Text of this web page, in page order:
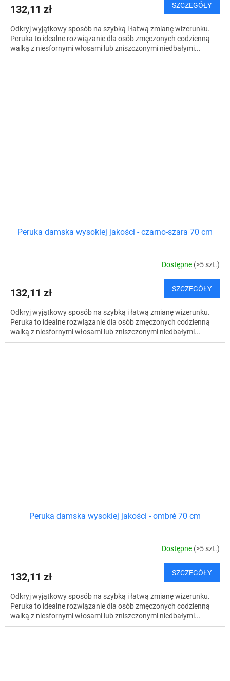
132,11 zł SZCZEGÓŁY
Odkryj wyjątkowy sposób na szybką i łatwą zmianę wizerunku.
Peruka to idealne rozwiązanie dla osób zmęczonych codzienną
walką z niesfornymi włosami lub zniszczonymi niedbałymi...
Peruka damska wysokiej jakości - czarno-szara 70 cm
Dostępne (>5 szt.)
132,11 zł SZCZEGÓŁY
Odkryj wyjątkowy sposób na szybką i łatwą zmianę wizerunku.
Peruka to idealne rozwiązanie dla osób zmęczonych codzienną
walką z niesfornymi włosami lub zniszczonymi niedbałymi...
Peruka damska wysokiej jakości - ombré 70 cm
Dostępne (>5 szt.)
132,11 zł SZCZEGÓŁY
Odkryj wyjątkowy sposób na szybką i łatwą zmianę wizerunku.
Peruka to idealne rozwiązanie dla osób zmęczonych codzienną
walką z niesfornymi włosami lub zniszczonymi niedbałymi...